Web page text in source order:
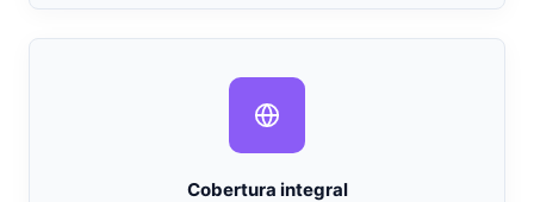
Cobertura integral